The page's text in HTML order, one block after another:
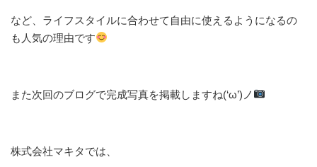
など、ライフスタイルに合わせて自由に使えるようになるの
も人気の理由です
また次回のブログで完成写真を掲載しますね(‘ω’)ノ
株式会社マキタでは、